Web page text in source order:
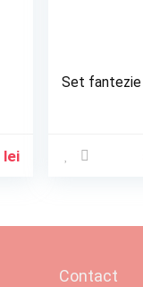
lei
Set fantezie
Contact